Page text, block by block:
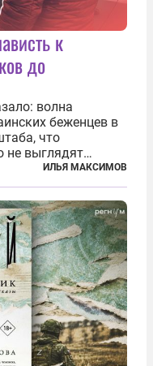
к
до
волна
беженцев в
что
не выглядят
ненависти к
новый случай
ИЛЬЯ МАКСИМОВ